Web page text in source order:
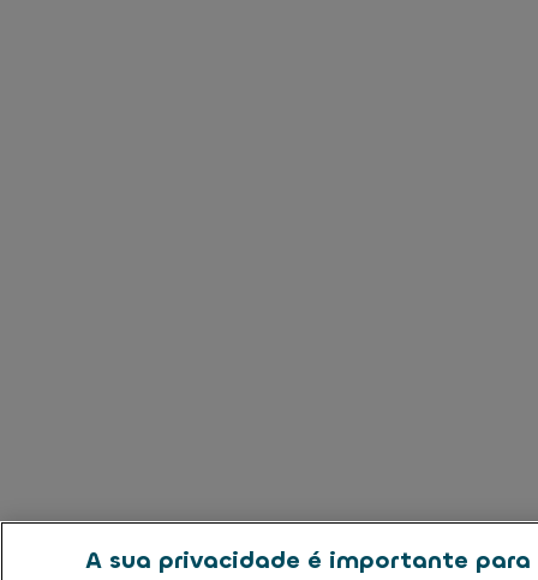
A sua privacidade é importante para